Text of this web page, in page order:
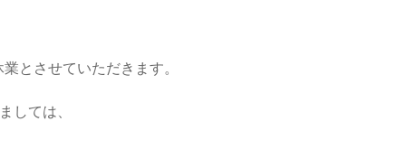
とさせていただきます。
しては、